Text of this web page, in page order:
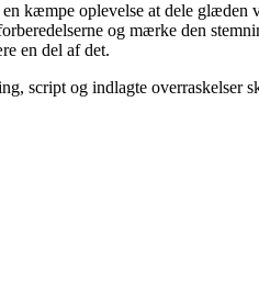
kæmpe oplevelse at dele glæden
og mærke den
en del af det.
script og indlagte overraskelser